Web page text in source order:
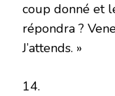
coup donné et
répondra ?
J’attends. »
14.